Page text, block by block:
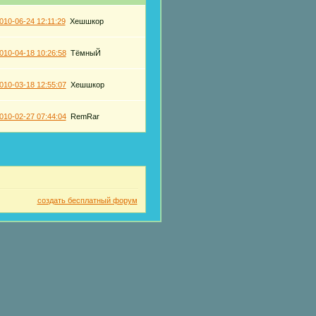
06-24 12:11:29 Хешшкор
04-18 10:26:58 ТёмныЙ
03-18 12:55:07 Хешшкор
02-27 07:44:04 RemRar
создать бесплатный форум